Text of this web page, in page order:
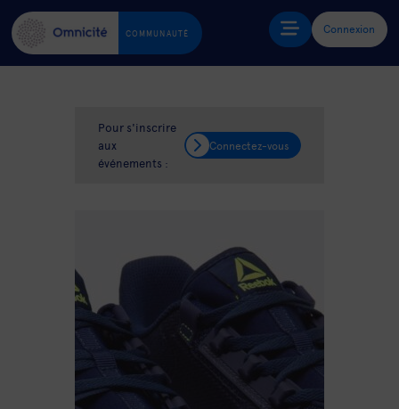
COMMUNAUTÉ Connexion
Pour s'inscrire
aux
événements :
Connectez-vous